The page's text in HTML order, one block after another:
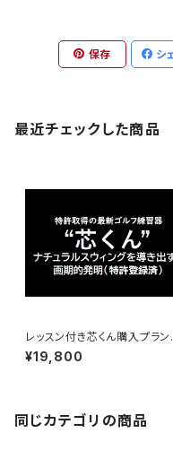
保存 シ
最近チェックした商品
レッスン付き芯くん購入プラン
(神奈川県平塚市・茅ヶ崎市・厚
木市・伊勢原市限定・指定のゴ
¥19,800
同じカテゴリの商品